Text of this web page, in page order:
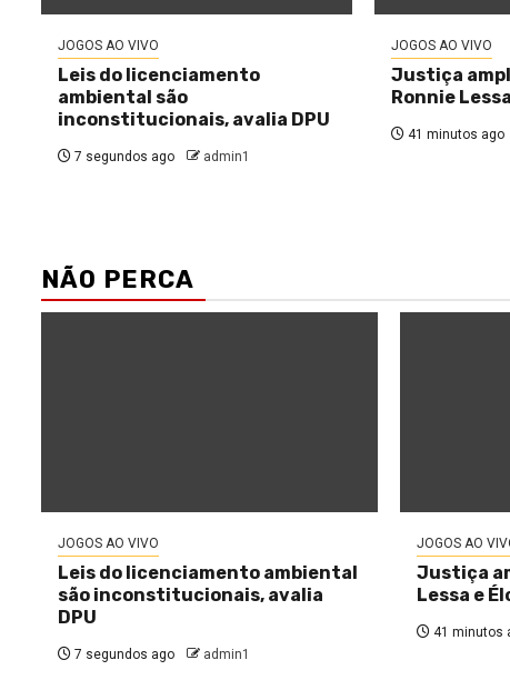
JOGOS AO VIVO
Leis do licenciamento
ambiental são
inconstitucionais, avalia DPU
7 segundos ago admin1
JOGOS AO VIVO
Justiça
Ronnie
41 minutos ago
NÃO PERCA
JOGOS AO VIVO
Leis do licenciamento ambiental
são inconstitucionais, avalia
DPU
7 segundos ago admin1
JOGOS AO
Justiça
Lessa e
41 minutos